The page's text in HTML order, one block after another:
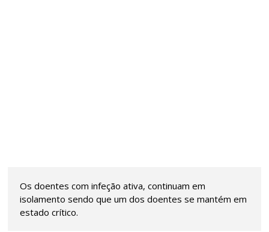
Os doentes com infeção ativa, continuam em
isolamento sendo que um dos doentes se mantém em
estado crítico.